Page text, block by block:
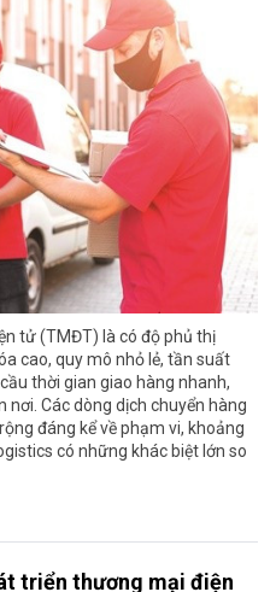
tử (TMĐT) là có độ phủ thị
cao, quy mô nhỏ lẻ, tần suất
thời gian giao hàng nhanh,
Các dòng dịch chuyển hàng
đáng kể về phạm vi, khoảng
có những khác biệt lớn so
triển thương mại điện